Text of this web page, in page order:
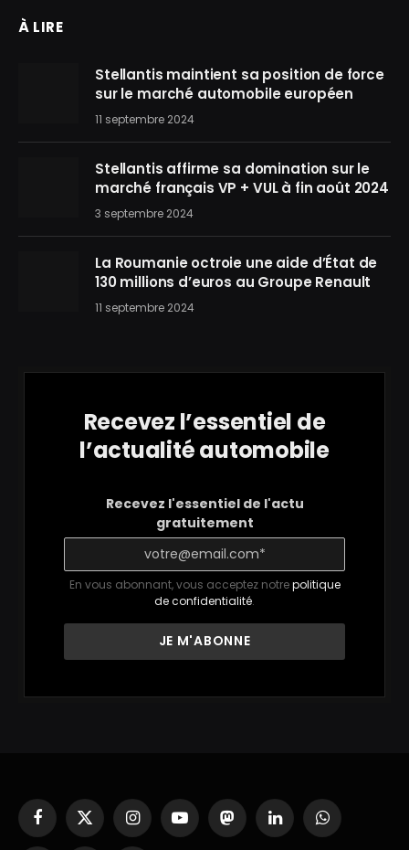
À LIRE
Stellantis maintient sa position de force
sur le marché automobile européen
11 septembre 2024
Stellantis affirme sa domination sur le
marché français VP + VUL à fin août 2024
3 septembre 2024
La Roumanie octroie une aide d’État de
130 millions d’euros au Groupe Renault
11 septembre 2024
Recevez l’essentiel de
l’actualité automobile
Recevez l'essentiel de l'actu
gratuitement
En vous abonnant, vous acceptez notrepolitique
de confidentialité.
Facebook
X
(Twitter)
InstagramYouTubeMastodonLinkedInWhatsApp